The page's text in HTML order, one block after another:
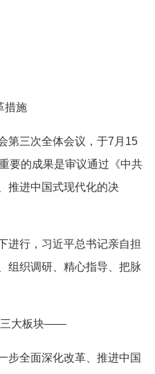
革措施
第三次全体会议，于7月15
要的成果是审议通过《中共
推进中国式现代化的决
进行，习近平总书记亲自担
组织调研、精心指导、把脉
分三大板块——
步全面深化改革、推进中国